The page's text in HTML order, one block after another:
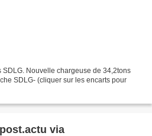
Nouvelle chargeuse de 34,2tons
SDLG- (cliquer sur les encarts pour
via